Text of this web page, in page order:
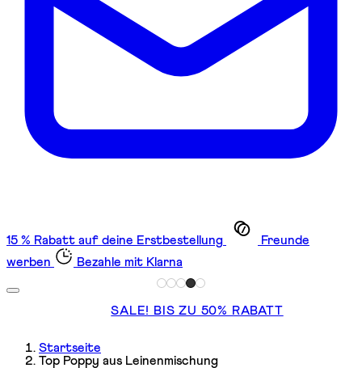
15 % Rabatt auf deine Erstbestellung
Freunde
werben
Bezahle mit Klarna
SALE! BIS ZU 50% RABATT
Startseite
Top Poppy aus Leinenmischung